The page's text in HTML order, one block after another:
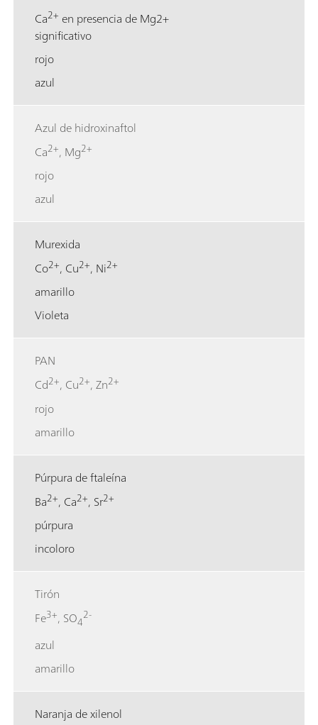
Ca2+ en presencia de Mg2+
significativo
rojo
azul
Azul de hidroxinaftol
Ca2+, Mg2+
rojo
azul
Murexida
Co2+, Cu2+, Ni2+
amarillo
Violeta
PAN
Cd2+, Cu2+, Zn2+
rojo
amarillo
Púrpura de ftaleína
Ba2+, Ca2+, Sr2+
púrpura
incoloro
Tirón
Fe3+, SO42-
azul
amarillo
Naranja de xilenol